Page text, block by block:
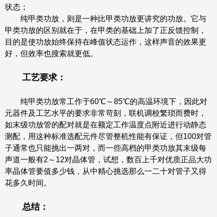
状态；
纯甲类功放，则是一种比甲类功放更讲究的功放。它与
甲类功放的区别就在于，在甲类的基础上加了正反馈控制，
目的是使功放始终保持在峰值状态运作，这样声音的效果更
好，但效率也搜索就更低。
工艺要求：
纯甲类功放常工作于60℃～85℃的高温环境下，因此对
元器件及工艺水平的要求非常苛刻，联机调校繁琐而费时，
如末级功放管的配对就是在额定工作温度点附近进行动静态
测配，用这种标准选配元件尽管整机性能有保证，但100对管
子通常也只能挑出一两对，而一些高档的甲类功放其末级每
声道一般有2～12对晶体管，试想，数百上千对优质正品大功
率晶体管要值多少钱，从中精心挑选那么一二十对管子又得
花多久时间。
总结：